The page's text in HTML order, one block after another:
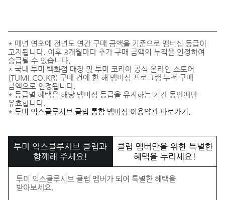
* 매년 연초에 전년도 연간 구매 금액을 기준으로 멤버십 등급이
고지됩니다. 이후 3개월마다 추가 구매 금액의 누적을 인정하여
승급될 수 있습니다.
* 국내 투미 백화점 매장 및 투미 코리아 공식 온라인 스토어
(TUMI.CO.KR) 구매 건에 한 해 멤버십 프로그램 누적 구매
금액으로 인정됩니다.
* 등급별 혜택은 해당 멤버십 등급을 유지하는 기간 동안에만
유효합니다.
* 투미 익스클루시브 클럽 통합 멤버십 이용약관 바로가기.
투미 익스클루시브 클럽과
함께해 주세요!
클럽 멤버만을 위한 특별한
혜택을 누리세요!
투미 익스클루시브 클럽 멤버가 되어 특별한 혜택을
받아보세요.